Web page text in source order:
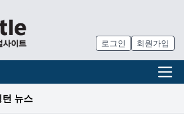
로그인 회원가입
뉴스